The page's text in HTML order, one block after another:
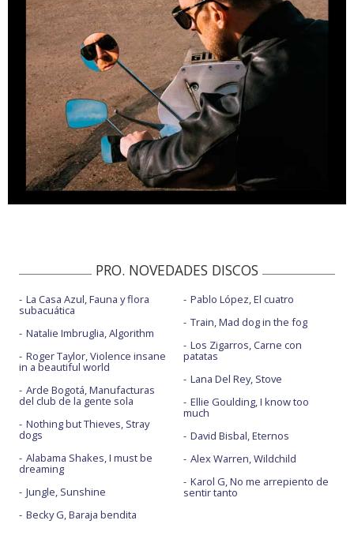
PRO. NOVEDADES DISCOS
La Casa Azul, Fauna y flora
subacuática
Natalie Imbruglia, Algorithm
Roger Taylor, Violence insane
in a beautiful world
Arde Bogotá, Manufacturas
del club de la gente sola
Nothing but Thieves, Stray
dogs
Alabama Shakes, I must be
dreaming
Jungle, Sunshine
Becky G, Baraja bendita
Pablo López, El cuatro
Train, Mad dog in the fog
Los Zigarros, Carne con
patatas
Lana Del Rey, Stove
Ellie Goulding, I know too
much
David Bisbal, Eternos
Alex Warren, Wildchild
Karol G, No me arrepiento de
sentir tanto